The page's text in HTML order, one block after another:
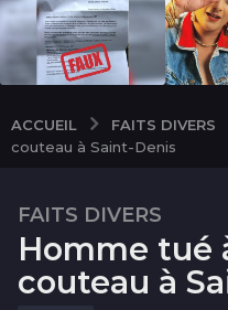
ACCUEIL FAITS DIVERS
couteau à Saint-Denis
2
a
s
FAITS DIVERS
Homme tué
couteau à